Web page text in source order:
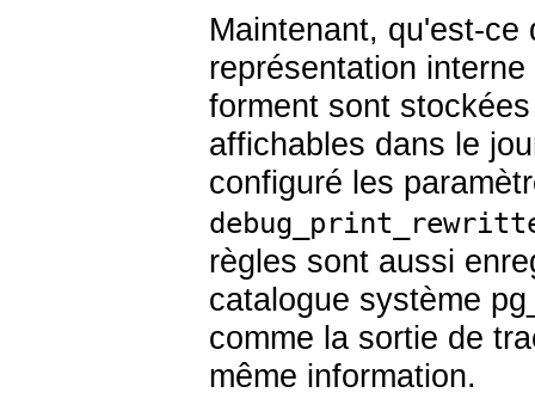
Maintenant, qu'est-
représentation
forment sont
affichables dans le
configuré les
règles sont aussi
catalogue système
comme la sortie de
même information.